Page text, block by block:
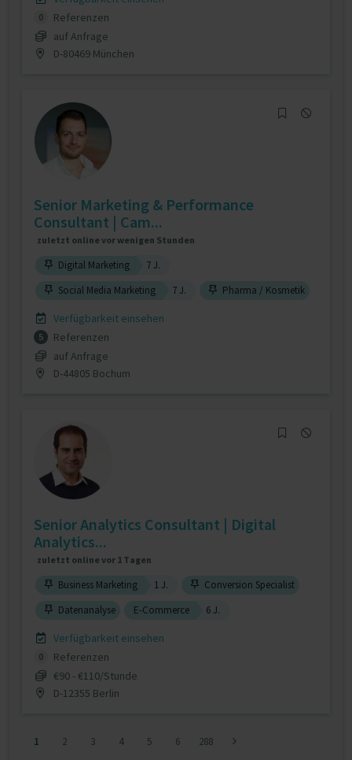
0
Referenzen
auf Anfrage
D-80469 München
Senior Marketing & Performance
Consultant | Cam...
zuletzt online vor wenigen Stunden
Digital Marketing
7 J.
Social Media Marketing
7 J. Pharma / Kosmetik
Verfügbarkeit einsehen
5
Referenzen
auf Anfrage
D-44805 Bochum
Senior Analytics Consultant | Digital
Analytics...
zuletzt online vor 1 Tagen
Business Marketing 1 J.
Conversion Specialist
Datenanalyse
E-Commerce 6 J.
Verfügbarkeit einsehen
0
Referenzen
€90 - €110/Stunde
D-12355 Berlin
1 2 3 4 5 6 288